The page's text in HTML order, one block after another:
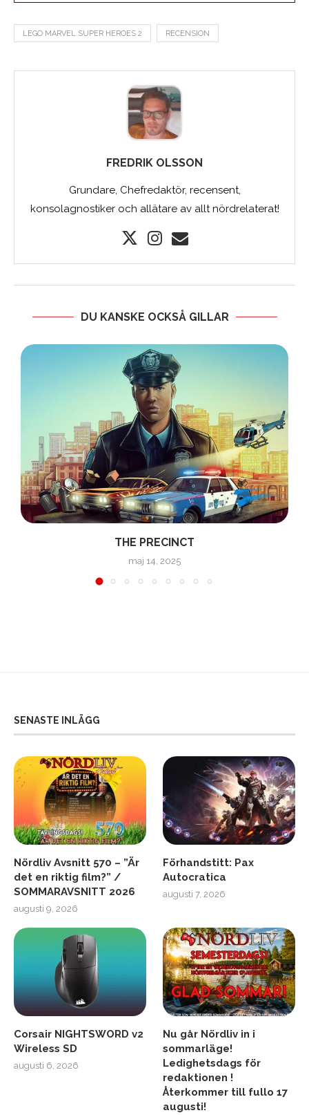
LEGO MARVEL SUPER HEROES 2 RECENSION
FREDRIK OLSSON
Grundare, Chefredaktör, recensent,
konsolagnostiker och allätare av allt nördrelaterat!
DU KANSKE OCKSÅ GILLAR
THE PRECINCT
maj 14, 2025
SENASTE INLÄGG
Nördliv Avsnitt 570 – ”Är
det en riktig film?” /
SOMMARAVSNITT 2026
augusti 9, 2026
Förhandstitt: Pax
Autocratica
augusti 7, 2026
Corsair NIGHTSWORD v2
Wireless SD
augusti 6, 2026
Nu går Nördliv in i
sommarläge!
Ledighetsdags för
redaktionen !
Återkommer till fullo 17
augusti!